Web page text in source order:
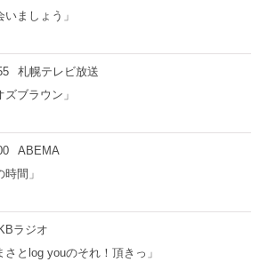
いましょう」
札幌テレビ放送
ズブラウン」
ABEMA
時間」
ラジオ
さとlog youのそれ！頂きっ」